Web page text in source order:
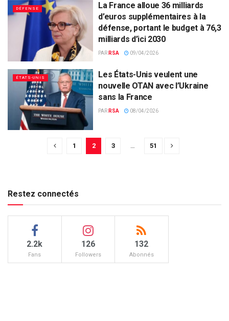
DÉFENSE
La France alloue 36 milliards
d’euros supplémentaires à la
défense, portant le budget à 76,3
milliards d’ici 2030
PAR RSA 09/04/2026
ÉTATS-UNIS
Les États-Unis veulent une
nouvelle OTAN avec l’Ukraine
sans la France
PAR RSA 08/04/2026
1 2 3 … 51
Restez connectés
2.2k
Fans
126
Followers
132
Abonnés